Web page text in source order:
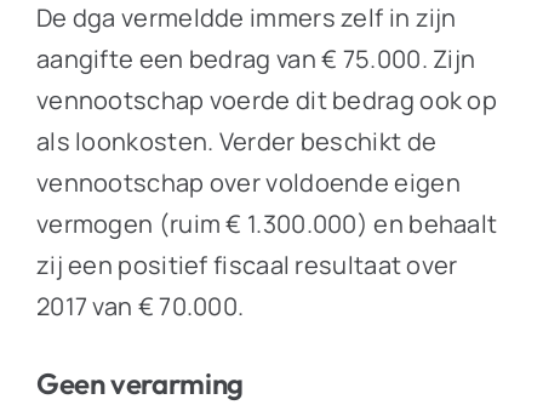
De dga vermeldde immers zelf in zijn
aangifte een bedrag van € 75.000. Zijn
vennootschap voerde dit bedrag ook op
als loonkosten. Verder beschikt de
vennootschap over voldoende eigen
vermogen (ruim € 1.300.000) en behaalt
zij een positief fiscaal resultaat over
2017 van € 70.000.
Geen verarming